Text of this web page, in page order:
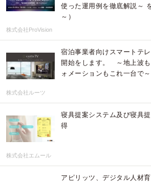
使った運用例を徹底解説～
～）
株式会社ProVision
宿泊事業者向けスマートテ
開始をします。 ～地上波
ォメーションもこれ一台で～
株式会社ルーツ
寝具提案システム及び寝具
得
株式会社エムール
アピリッツ、デジタル人材